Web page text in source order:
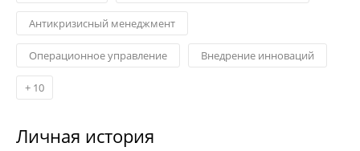
Антикризисный менеджмент
Операционное управление Внедрение инноваций
+ 10
Личная история